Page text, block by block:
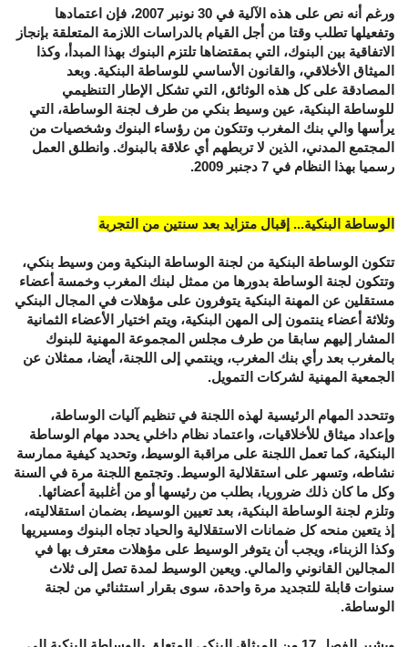
ورغم أنه نص على هذه الآلية في 30 نونبر 2007، فإن اعتمادها
وتفعيلها تطلب وقتا من أجل القيام بالدراسات اللازمة المتعلقة بإنجاز
الاتفاقية بين البنوك، التي بمقتضاها تلتزم البنوك بهذا المبدأ، وكذا
الميثاق الأخلاقي، والقانون الأساسي للوساطة البنكية. وبعد
المصادقة على كل هذه الوثائق، التي تشكل الإطار التنظيمي
للوساطة البنكية، عين وسيط بنكي من طرف لجنة الوساطة، التي
يرأسها والي بنك المغرب وتتكون من رؤساء البنوك وشخصيات من
المجتمع المدني، الذين لا تربطهم أي علاقة بالبنوك. وانطلق العمل
رسميا بهذا النظام في 7 دجنبر 2009.
الوساطة البنكية... إقبال متزايد بعد سنتين من التجربة
تتكون الوساطة البنكية من لجنة الوساطة البنكية ومن وسيط بنكي،
وتتكون لجنة الوساطة بدورها من ممثل لبنك المغرب وخمسة أعضاء
مستقلين عن المهنة البنكية يتوفرون على مؤهلات في المجال البنكي
وثلاثة أعضاء ينتمون إلى المهن البنكية، ويتم اختيار الأعضاء الثمانية
المشار إليهم سابقا من طرف مجلس المجموعة المهنية للبنوك
بالمغرب بعد رأي بنك المغرب، وينتمي إلى اللجنة، أيضا، ممثلان عن
الجمعية المهنية لشركات التمويل.
وتتحدد المهام الرئيسية لهذه اللجنة في تنظيم آليات الوساطة،
وإعداد ميثاق للأخلاقيات، واعتماد نظام داخلي يحدد مهام الوساطة
البنكية، كما تعمل اللجنة على مراقبة الوسيط، وتحديد كيفية ممارسة
نشاطه، وتسهر على استقلالية الوسيط. وتجتمع اللجنة مرة في السنة
وكل ما كان ذلك ضروريا، بطلب من رئيسها أو من أغلبية أعضائها.
وتلزم لجنة الوساطة البنكية، بعد تعيين الوسيط، بضمان استقلاليته،
إذ يتعين منحه كل ضمانات الاستقلالية والحياد تجاه البنوك ومسيريها
وكذا الزبناء، ويجب أن يتوفر الوسيط على مؤهلات معترف بها في
المجالين القانوني والمالي. ويعين الوسيط لمدة تصل إلى ثلاث
سنوات قابلة للتجديد مرة واحدة، سوى بقرار استثنائي من لجنة
الوساطة.